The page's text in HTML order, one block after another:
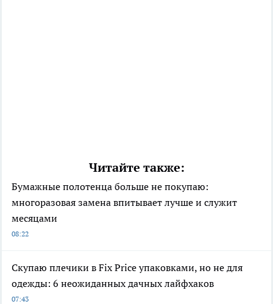
Читайте также:
Бумажные полотенца больше не покупаю:
многоразовая замена впитывает лучше и служит
месяцами
08:22
Скупаю плечики в Fix Price упаковками, но не для
одежды: 6 неожиданных дачных лайфхаков
07:43